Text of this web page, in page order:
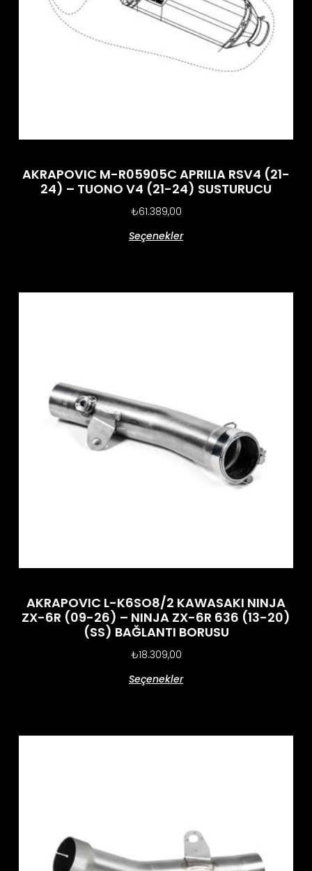
AKRAPOVIC M-R05905C APRILIA RSV4 (21-
24) – TUONO V4 (21-24) SUSTURUCU
₺61.389,00
Seçenekler
AKRAPOVIC L-K6SO8/2 KAWASAKI NINJA
ZX-6R (09-26) – NINJA ZX-6R 636 (13-20)
(SS) BAĞLANTI BORUSU
₺18.309,00
Seçenekler